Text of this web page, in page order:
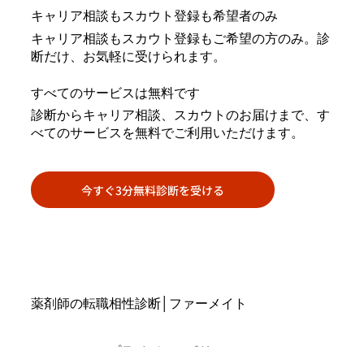
キャリア相談もスカウト登録も希望者のみ
キャリア相談もスカウト登録もご希望の方のみ。診
断だけ、お気軽に受けられます。
すべてのサービスは無料です
診断からキャリア相談、スカウトのお届けまで、す
べてのサービスを無料でご利用いただけます。
今すぐ3分無料診断を受ける
薬剤師の転職相性診断│ファーメイト